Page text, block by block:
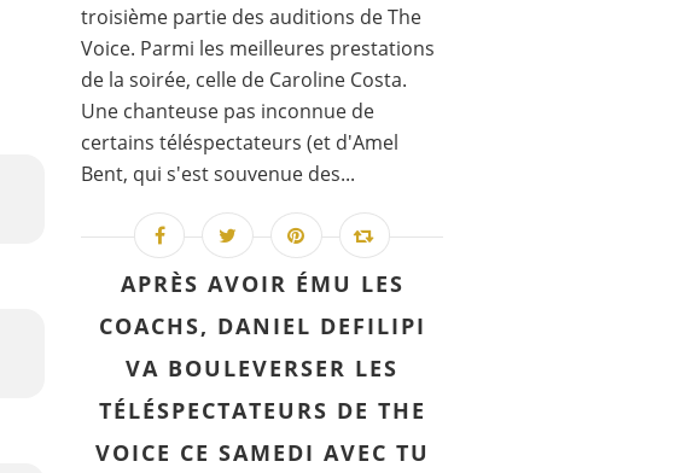
troisième partie des auditions de The
Voice. Parmi les meilleures prestations
de la soirée, celle de Caroline Costa.
Une chanteuse pas inconnue de
certains téléspectateurs (et d'Amel
Bent, qui s'est souvenue des...
APRÈS AVOIR ÉMU LES
COACHS, DANIEL DEFILIPI
VA BOULEVERSER LES
TÉLÉSPECTATEURS DE THE
VOICE CE SAMEDI AVEC TU